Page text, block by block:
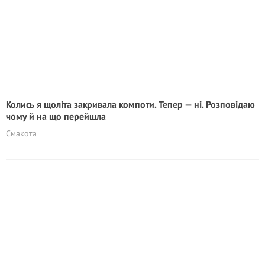
Колись я щоліта закривала компоти. Тепер — ні. Розповідаю
чому й на що перейшла
Смакота